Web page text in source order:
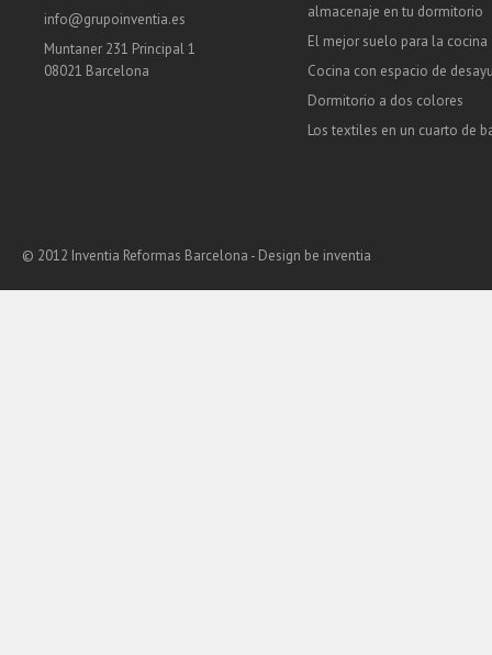
info@grupoinventia.es
Muntaner 231 Principal 1
08021 Barcelona
almacenaje en tu dormitorio
El mejor suelo para la cocina
Cocina con espacio de
Dormitorio a dos colores
Los textiles en un cuarto de
© 2012 Inventia Reformas Barcelona - Design be inventia